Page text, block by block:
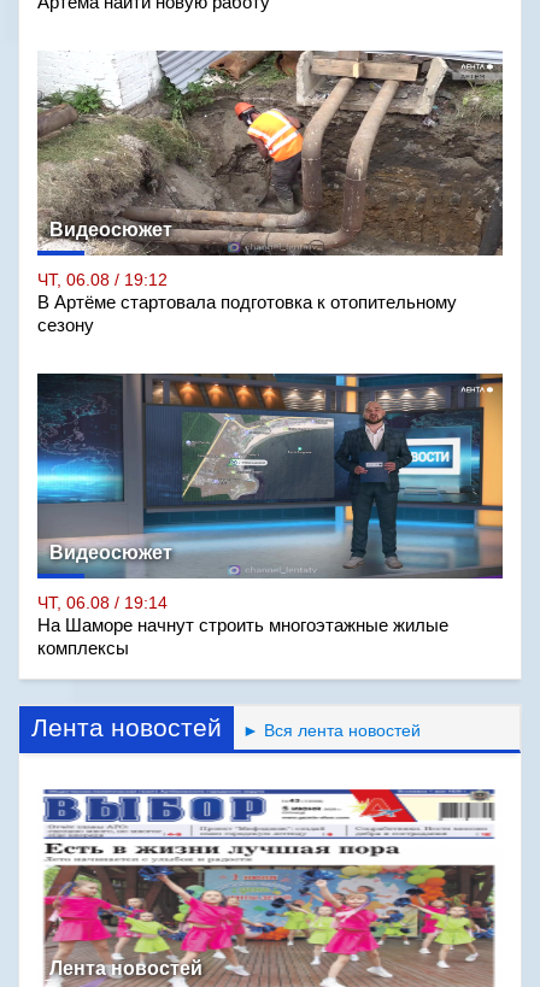
Видеосюжет
ЧТ, 06.08 / 19:12
В Артёме стартовала подготовка к отопительному
сезону
Видеосюжет
ЧТ, 06.08 / 19:14
На Шаморе начнут строить многоэтажные жилые
комплексы
Лента новостей ► Вся лента новостей
Лента новостей